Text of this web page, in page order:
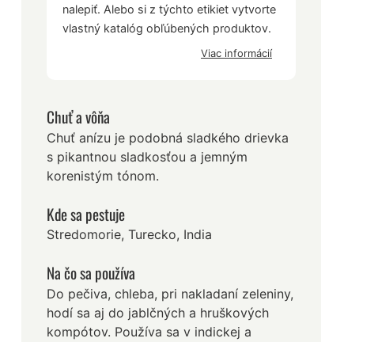
nalepiť. Alebo si z týchto etikiet vytvorte
vlastný katalóg obľúbených produktov.
Viac informácií
Chuť a vôňa
Chuť anízu je podobná sladkého drievka
s pikantnou sladkosťou a jemným
korenistým tónom.
Kde sa pestuje
Stredomorie, Turecko, India
Na čo sa používa
Do pečiva, chleba, pri nakladaní zeleniny,
hodí sa aj do jablčných a hruškových
kompótov. Používa sa v indickej a